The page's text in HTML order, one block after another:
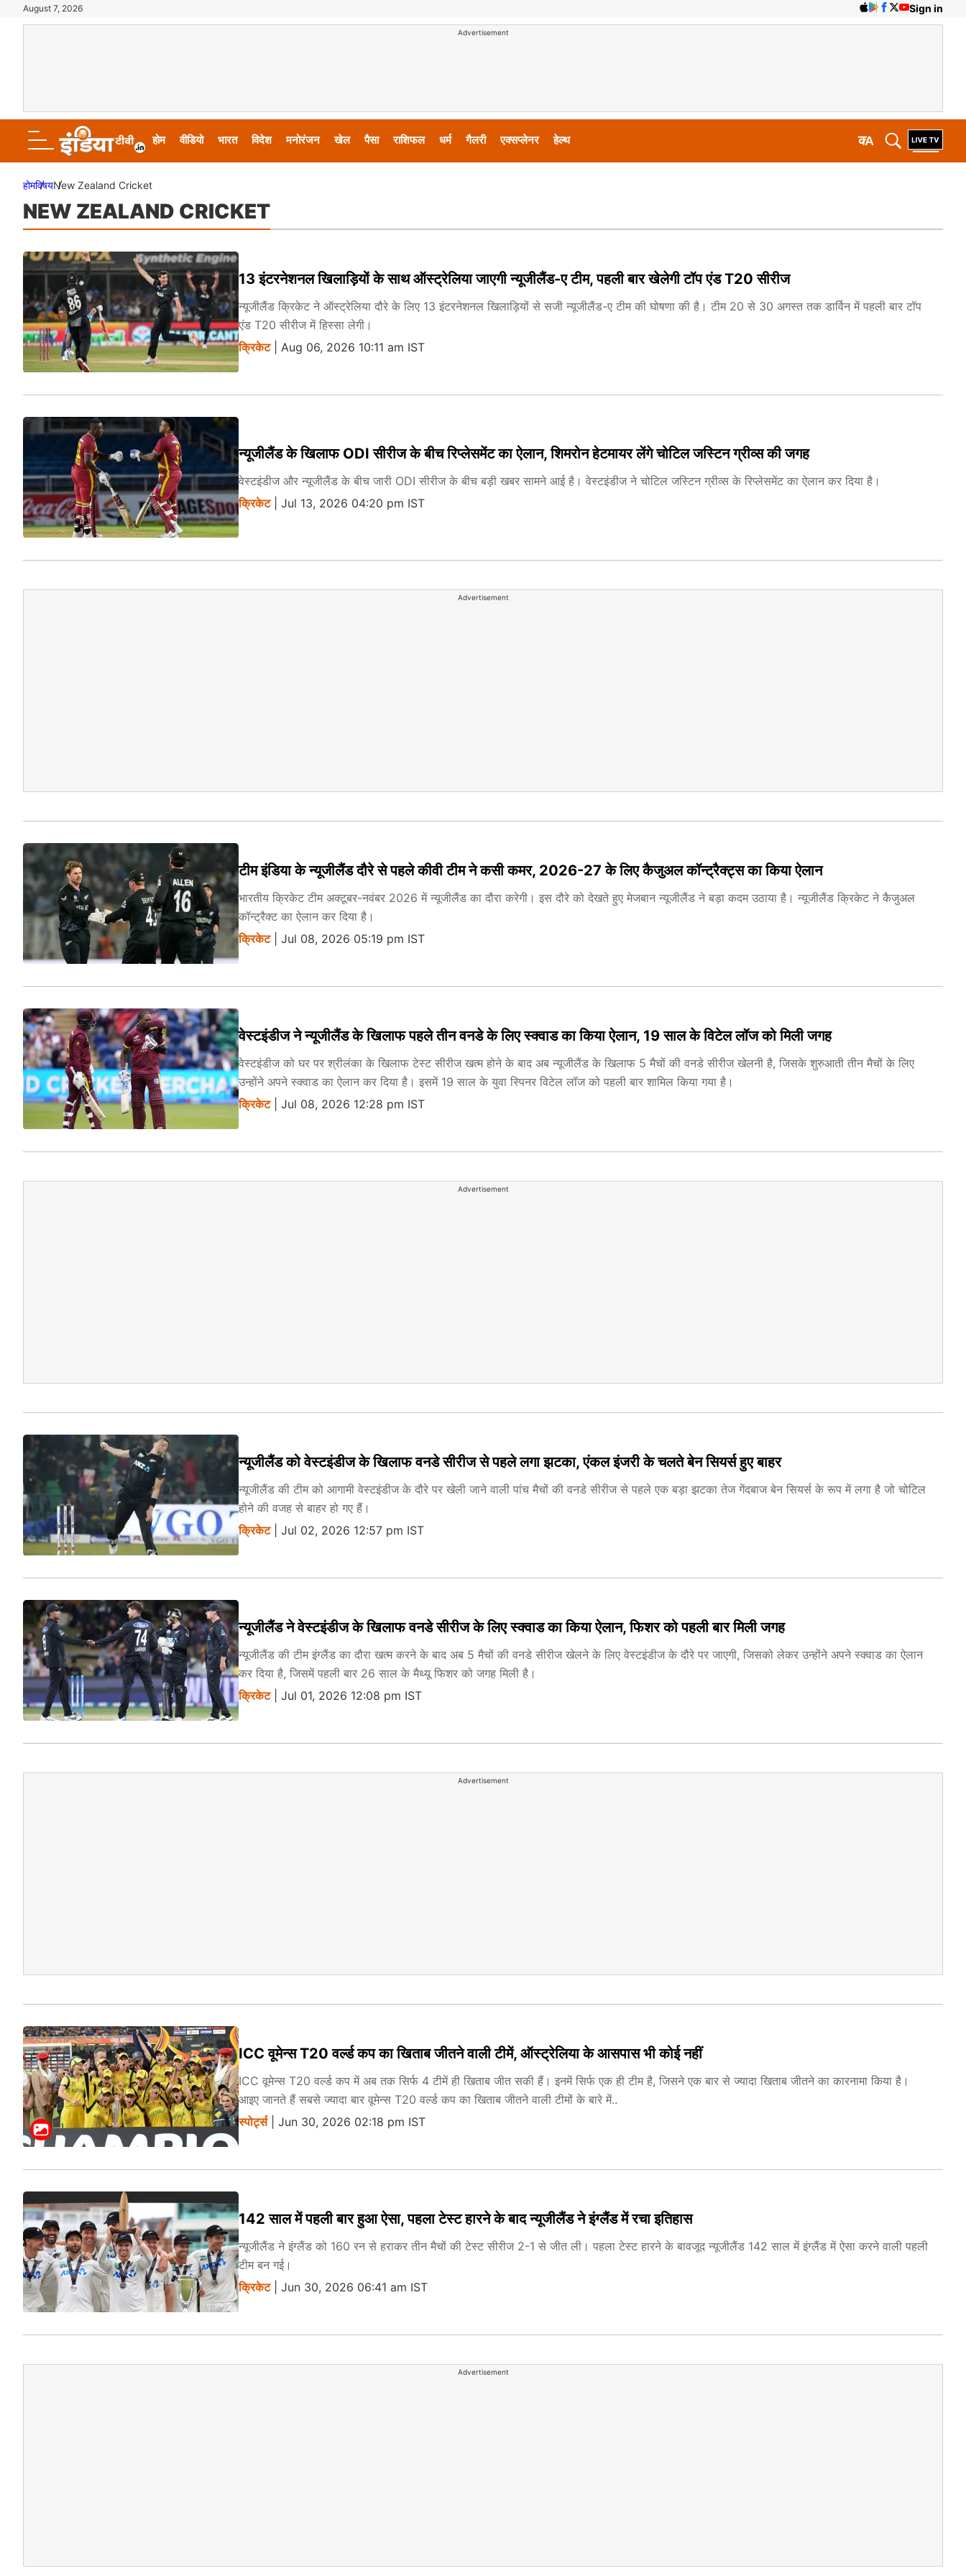
August 7, 2026 Sign in
Advertisement
होम वीडियो भारत विदेश मनोरंजन खेल पैसा राशिफल धर्म गैलरी एक्सप्लेनर हेल्थ A
क
होमविषयNew Zealand Cricket
NEW ZEALAND CRICKET
13 इंटरनेशनल खिलाड़ियों के साथ ऑस्ट्रेलिया जाएगी न्यूजीलैंड-ए टीम, पहली बार खेलेगी टॉप एंड T20 सीरीज
न्यूजीलैंड क्रिकेट ने ऑस्ट्रेलिया दौरे के लिए 13 इंटरनेशनल खिलाड़ियों से सजी न्यूजीलैंड-ए टीम की घोषणा की है। टीम 20 से 30 अगस्त तक डार्विन में पहली बार टॉप
एंड T20 सीरीज में हिस्सा लेगी।
क्रिकेट| Aug 06, 2026 10:11 am IST
न्यूजीलैंड के खिलाफ ODI सीरीज के बीच रिप्लेसमेंट का ऐलान, शिमरोन हेटमायर लेंगे चोटिल जस्टिन ग्रीव्स की जगह
वेस्टइंडीज और न्यूजीलैंड के बीच जारी ODI सीरीज के बीच बड़ी खबर सामने आई है। वेस्टइंडीज ने चोटिल जस्टिन ग्रीव्स के रिप्लेसमेंट का ऐलान कर दिया है।
क्रिकेट| Jul 13, 2026 04:20 pm IST
Advertisement
टीम इंडिया के न्यूजीलैंड दौरे से पहले कीवी टीम ने कसी कमर, 2026-27 के लिए कैजुअल कॉन्ट्रैक्ट्स का किया ऐलान
भारतीय क्रिकेट टीम अक्टूबर-नवंबर 2026 में न्यूजीलैंड का दौरा करेगी। इस दौरे को देखते हुए मेजबान न्यूजीलैंड ने बड़ा कदम उठाया है। न्यूजीलैंड क्रिकेट ने कैजुअल
कॉन्ट्रैक्ट का ऐलान कर दिया है।
क्रिकेट| Jul 08, 2026 05:19 pm IST
वेस्टइंडीज ने न्यूजीलैंड के खिलाफ पहले तीन वनडे के लिए स्क्वाड का किया ऐलान, 19 साल के विटेल लॉज को मिली जगह
वेस्टइंडीज को घर पर श्रीलंका के खिलाफ टेस्ट सीरीज खत्म होने के बाद अब न्यूजीलैंड के खिलाफ 5 मैचों की वनडे सीरीज खेलनी है, जिसके शुरुआती तीन मैचों के लिए
उन्होंने अपने स्क्वाड का ऐलान कर दिया है। इसमें 19 साल के युवा स्पिनर विटेल लॉज को पहली बार शामिल किया गया है।
क्रिकेट| Jul 08, 2026 12:28 pm IST
Advertisement
न्यूजीलैंड को वेस्टइंडीज के खिलाफ वनडे सीरीज से पहले लगा झटका, एंकल इंजरी के चलते बेन सियर्स हुए बाहर
न्यूजीलैंड की टीम को आगामी वेस्टइंडीज के दौरे पर खेली जाने वाली पांच मैचों की वनडे सीरीज से पहले एक बड़ा झटका तेज गेंदबाज बेन सियर्स के रूप में लगा है जो चोटिल
होने की वजह से बाहर हो गए हैं।
क्रिकेट| Jul 02, 2026 12:57 pm IST
न्यूजीलैंड ने वेस्टइंडीज के खिलाफ वनडे सीरीज के लिए स्क्वाड का किया ऐलान, फिशर को पहली बार मिली जगह
न्यूजीलैंड की टीम इंग्लैंड का दौरा खत्म करने के बाद अब 5 मैचों की वनडे सीरीज खेलने के लिए वेस्टइंडीज के दौरे पर जाएगी, जिसको लेकर उन्होंने अपने स्क्वाड का ऐलान
कर दिया है, जिसमें पहली बार 26 साल के मैथ्यू फिशर को जगह मिली है।
क्रिकेट| Jul 01, 2026 12:08 pm IST
Advertisement
ICC वूमेन्स T20 वर्ल्ड कप का खिताब जीतने वाली टीमें, ऑस्ट्रेलिया के आसपास भी कोई नहीं
ICC वूमेन्स T20 वर्ल्ड कप में अब तक सिर्फ 4 टीमें ही खिताब जीत सकी हैं। इनमें सिर्फ एक ही टीम है, जिसने एक बार से ज्यादा खिताब जीतने का कारनामा किया है।
आइए जानते हैं सबसे ज्यादा बार वूमेन्स T20 वर्ल्ड कप का खिताब जीतने वाली टीमों के बारे में..
स्पोर्ट्स| Jun 30, 2026 02:18 pm IST
142 साल में पहली बार हुआ ऐसा, पहला टेस्ट हारने के बाद न्यूजीलैंड ने इंग्लैंड में रचा इतिहास
न्यूजीलैंड ने इंग्लैंड को 160 रन से हराकर तीन मैचों की टेस्ट सीरीज 2-1 से जीत ली। पहला टेस्ट हारने के बावजूद न्यूजीलैंड 142 साल में इंग्लैंड में ऐसा करने वाली पहली
टीम बन गई।
क्रिकेट| Jun 30, 2026 06:41 am IST
Advertisement